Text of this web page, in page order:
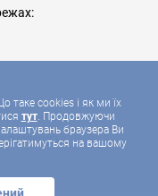
таке cookies і як ми їх
тут. Продовжуючи
браузера Ви
на вашому
ЗАХИЩЕНІ